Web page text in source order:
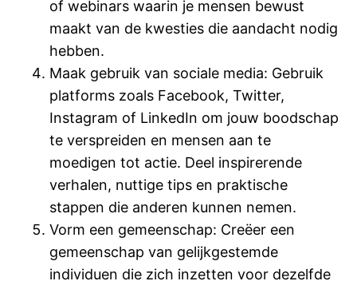
of webinars waarin je mensen bewust
maakt van de kwesties die aandacht nodig
hebben.
Maak gebruik van sociale media: Gebruik
platforms zoals Facebook, Twitter,
Instagram of LinkedIn om jouw boodschap
te verspreiden en mensen aan te
moedigen tot actie. Deel inspirerende
verhalen, nuttige tips en praktische
stappen die anderen kunnen nemen.
Vorm een gemeenschap: Creëer een
gemeenschap van gelijkgestemde
individuen die zich inzetten voor dezelfde